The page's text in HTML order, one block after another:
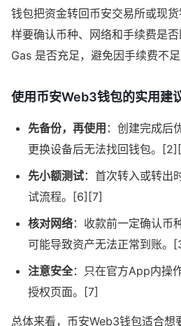
钱包把资金转回币安交易所或现
样要确认币种、网络和手续费是
Gas 是否充足，避免因手续费不
使用币安Web3钱包的实用建
先备份，再使用 ：创建完成后
更换设备后无法找回钱包。
先小额测试：首次转入或转出
试流程。[6][7]
核对网络：收款前一定确认币
可能导致资产无法正常到账
注意安全：只在官方App内操
授权页面。[7]
总体来看，币安Web3钱包适合想